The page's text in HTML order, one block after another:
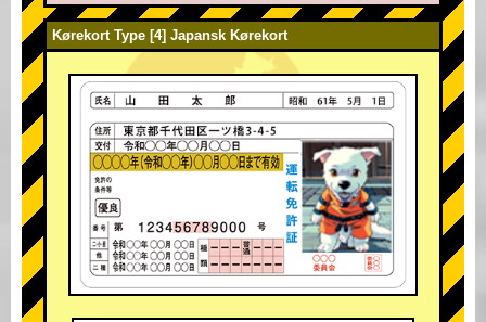
Kørekort Type [4] Japansk Kørekort